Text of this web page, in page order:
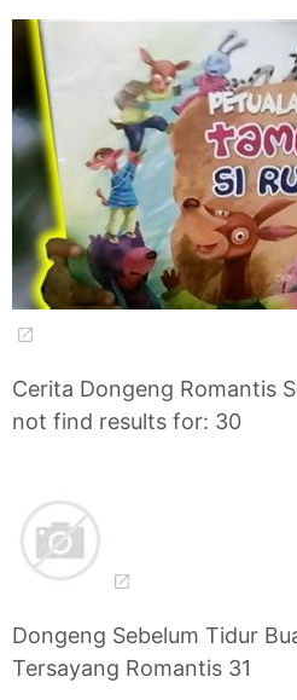
Cerita Dongeng Romantis
not find results for: 30
Dongeng Sebelum Tidur
Tersayang Romantis 31